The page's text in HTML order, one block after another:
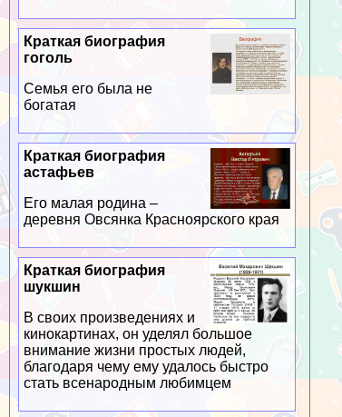
Краткая биография
гоголь
Семья его была не
богатая
Краткая биография
астафьев
Его малая родина –
деревня Овсянка Красноярского края
Краткая биография
шукшин
В своих произведениях и
кинокартинах, он уделял большое
внимание жизни простых людей,
благодаря чему ему удалось быстро
стать всенародным любимцем